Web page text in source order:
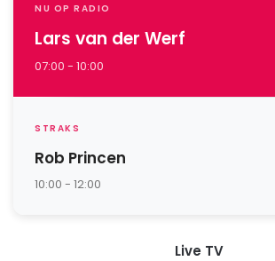
NU OP RADIO
Lars van der Werf
07:00 - 10:00
STRAKS
Rob Princen
10:00 - 12:00
Live TV